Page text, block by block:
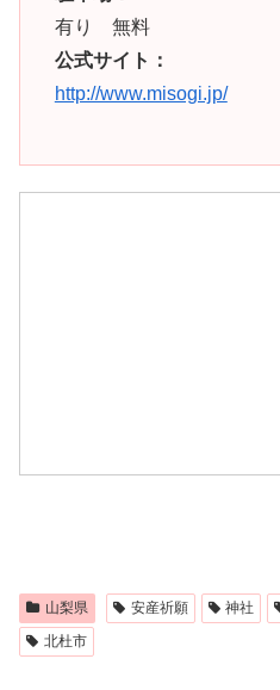
有り 無料
公式サイト：
http://www.misogi.jp/
山梨県 安産祈願 神社
北杜市